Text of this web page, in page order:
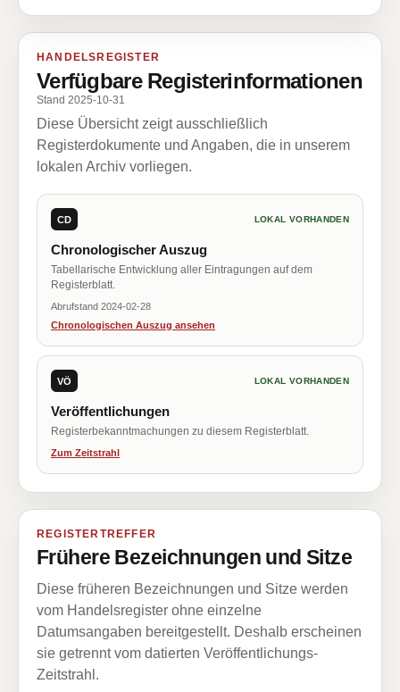
HANDELSREGISTER
Verfügbare Registerinformationen
Stand 2025-10-31
Diese Übersicht zeigt ausschließlich
Registerdokumente und Angaben, die in unserem
lokalen Archiv vorliegen.
CD LOKAL VORHANDEN
Chronologischer Auszug
Tabellarische Entwicklung aller Eintragungen auf dem
Registerblatt.
Abrufstand 2024-02-28
Chronologischen Auszug ansehen
VÖ LOKAL VORHANDEN
Veröffentlichungen
Registerbekanntmachungen zu diesem Registerblatt.
Zum Zeitstrahl
REGISTERTREFFER
Frühere Bezeichnungen und Sitze
Diese früheren Bezeichnungen und Sitze werden
vom Handelsregister ohne einzelne
Datumsangaben bereitgestellt. Deshalb erscheinen
sie getrennt vom datierten Veröffentlichungs-
Zeitstrahl.